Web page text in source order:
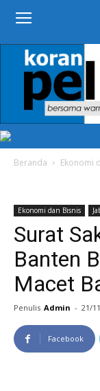
KORAN
PELITA
Beranda Ekonomi
Ekonomi dan Bisnis
Surat
Banten
Macet
Penulis Admin - 21/
Facebook